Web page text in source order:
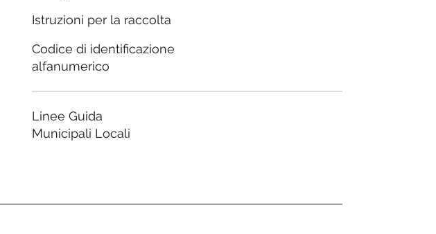
Istruzioni per la raccolta
Codice di identificazione
alfanumerico
Linee Guida
Municipali Locali